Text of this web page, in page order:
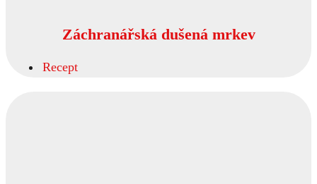
Záchranářská dušená mrkev
Recept